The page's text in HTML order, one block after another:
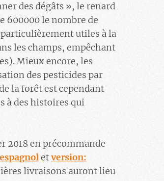
des dégâts », le renard
600000 le nombre de
utiles à la
les champs, empêchant
Mieux encore, les
des pesticides par
la forêt est cependant
à des histoires qui
2018 en précommande
etversion:
livraisons auront lieu